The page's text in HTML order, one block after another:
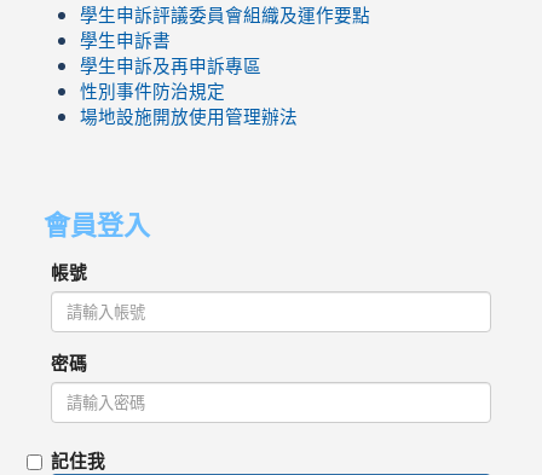
學生申訴評議委員會組織及運作要點
學生申訴書
學生申訴及再申訴專區
性別事件防治規定
場地設施開放使用管理辦法
會員登入
帳號
密碼
記住我